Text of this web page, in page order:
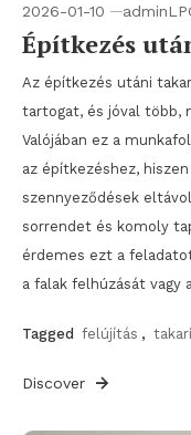
2026-01-10
Építkezés
Az építkezés utáni
tartogat, és jóval több,
Valójában ez a
az építkezéshez,
szennyeződések
sorrendet és komoly
érdemes ezt a
a falak felhúzását vagy
Tagged felújítás ,
Discover